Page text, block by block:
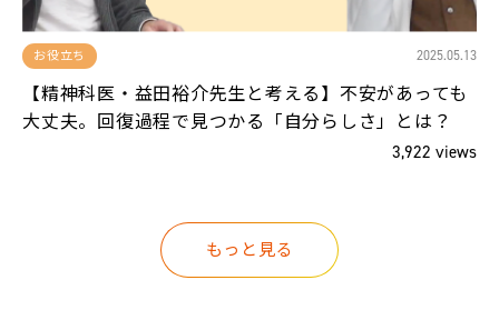
お役立ち 2025.05.13
【精神科医・益田裕介先生と考える】不安があっても
大丈夫。回復過程で見つかる「自分らしさ」とは？
3,922 views
もっと見る